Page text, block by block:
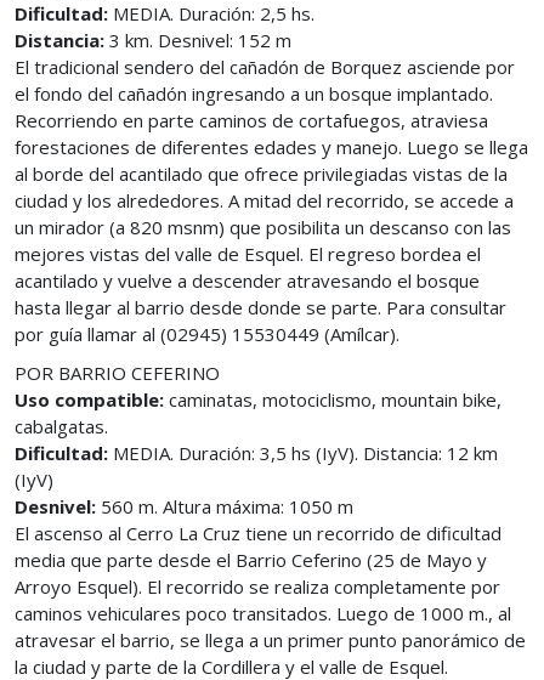
Dificultad: MEDIA. Duración: 2,5 hs.
Distancia: 3 km. Desnivel: 152 m
El tradicional sendero del cañadón de Borquez asciende por
el fondo del cañadón ingresando a un bosque implantado.
Recorriendo en parte caminos de cortafuegos, atraviesa
forestaciones de diferentes edades y manejo. Luego se llega
al borde del acantilado que ofrece privilegiadas vistas de la
ciudad y los alrededores. A mitad del recorrido, se accede a
un mirador (a 820 msnm) que posibilita un descanso con las
mejores vistas del valle de Esquel. El regreso bordea el
acantilado y vuelve a descender atravesando el bosque
hasta llegar al barrio desde donde se parte. Para consultar
por guía llamar al (02945) 15530449 (Amílcar).
POR BARRIO CEFERINO
Uso compatible: caminatas, motociclismo, mountain bike,
cabalgatas.
Dificultad: MEDIA. Duración: 3,5 hs (IyV). Distancia: 12 km
(IyV)
Desnivel: 560 m. Altura máxima: 1050 m
El ascenso al Cerro La Cruz tiene un recorrido de dificultad
media que parte desde el Barrio Ceferino (25 de Mayo y
Arroyo Esquel). El recorrido se realiza completamente por
caminos vehiculares poco transitados. Luego de 1000 m., al
atravesar el barrio, se llega a un primer punto panorámico de
la ciudad y parte de la Cordillera y el valle de Esquel.